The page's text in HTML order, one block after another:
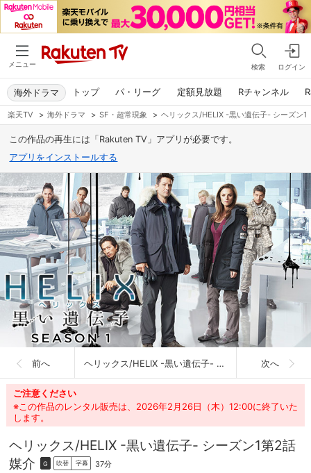
メニュー 検索 ログイン
トップ パ・リーグ 定額見放題 Rチャンネル
海外ドラマ
楽天TV > 海外ドラマ > SF・超常現象 > ヘリックス/HELIX -黒い遺伝子- シーズン1
この作品の再生には「Rakuten TV」アプリが必要です。
アプリをインストールする
前へ ヘリックス/HELIX -黒い遺伝子- シーズン1 次へ
ご注意ください
※この作品のレンタル販売は、2026年2月26日（木）12:00に終了いた
します。
ヘリックス/HELIX -黒い遺伝子- シーズン1第2話
媒介
G 吹替 字幕 37分